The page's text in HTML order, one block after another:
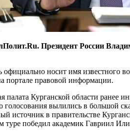
Президент России
официально носит имя известного
портале правовой информации.
Курганской области ранее
голосования вылились в большой
источник в правительстве
туре победил академик Гавриил